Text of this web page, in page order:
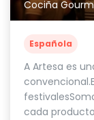
Cociña
Española
A Artesa es
cada